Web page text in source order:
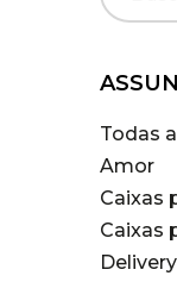
Todas
Amor
Caixas
Caixas
Delivery